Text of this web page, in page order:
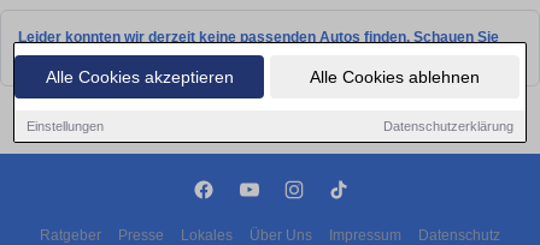
Alle Cookies akzeptieren Alle Cookies ablehnen
Einstellungen Datenschutzerklärung
Leider konnten wir derzeit keine passenden Autos finden. Schauen Sie
bald wieder vorbei!
Ratgeber Presse Lokales Über Uns Impressum Datenschutz